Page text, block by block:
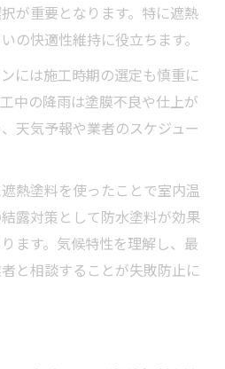
が重要となります。特に遮熱
の快適性維持に役立ちます。
には施工時期の選定も慎重に
中の降雨は塗膜不良や仕上が
天気予報や業者のスケジュー
熱塗料を使ったことで室内温
露対策として防水塗料が効果
ます。気候特性を理解し、最
と相談することが失敗防止に